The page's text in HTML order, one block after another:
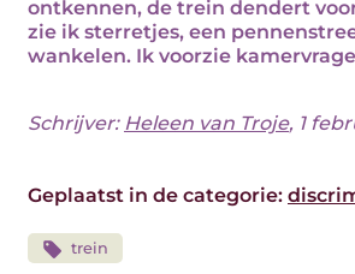
ontkennen, de trein dendert
zie ik sterretjes, een
wankelen. Ik voorzie
Schrijver: Heleen van Troje, 1
Geplaatst in de categorie:
trein